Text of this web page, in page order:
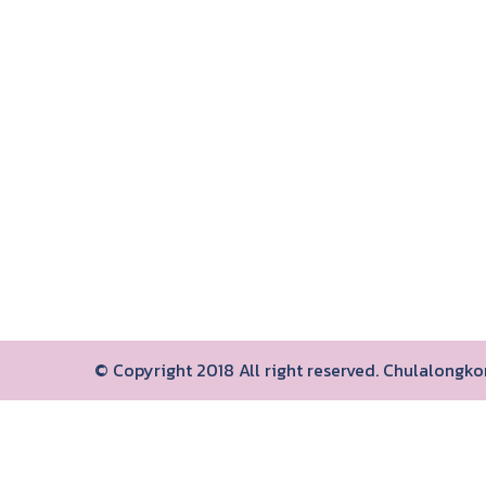
© Copyright 2018 All right reserved.